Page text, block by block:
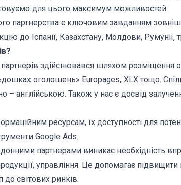
для цього максимум можливостей.
партнерства є ключовим завданням
до Іспанії, Казахстану, Молдови,
здійснювався шляхом розміщення
оголошень» Europages, XLX тощо.
– англійською. Також у нас є досвід
ресурсам, їх доступності для
Google Ads.
партнерами виникає необхідність
управління. Це допомагає
до світових ринків.